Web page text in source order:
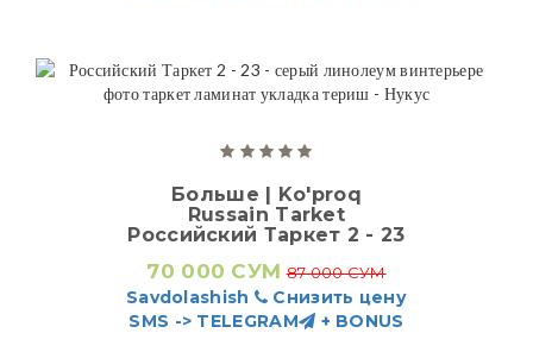
Больше | Ko'proq
Russain Tarket
Российский Таркет 2 - 23
70 000 СУМ 87 000 СУМ
Savdolashish
Снизить цену
SMS -> TELEGRAM
+ BONUS